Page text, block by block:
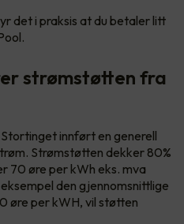
det i praksis at du betaler litt
strømstøtten fra
innført en generell
Strømstøtten dekker 80%
70 øre per kWh eks. mva
den gjennomsnittlige
øre per kWH, vil støtten